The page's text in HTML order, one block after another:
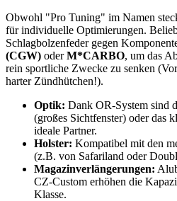
Obwohl "Pro Tuning" im Namen
für individuelle Optimierungen.
Schlagbolzenfeder gegen
(CGW) oderM*CARBO, um das
rein sportliche Zwecke zu senken
harter Zündhütchen!).
Optik: Dank OR-System sind
(großes Sichtfenster) oder das
ideale Partner.
Holster: Kompatibel mit den
(z.B. von Safariland oder
Magazinverlängerungen:
CZ-Custom erhöhen die
Klasse.